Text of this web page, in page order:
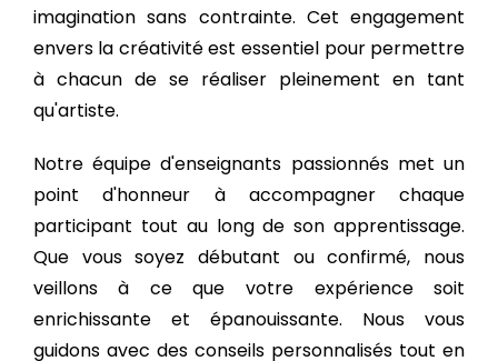
imagination sans contrainte. Cet engagement
envers la créativité est essentiel pour permettre
à chacun de se réaliser pleinement en tant
qu'artiste.
Notre équipe d'enseignants passionnés met un
point d'honneur à accompagner chaque
participant tout au long de son apprentissage.
Que vous soyez débutant ou confirmé, nous
veillons à ce que votre expérience soit
enrichissante et épanouissante. Nous vous
guidons avec des conseils personnalisés tout en